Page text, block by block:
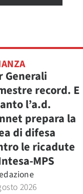
Generali
record. E
l’a.d.
prepara la
di difesa
le ricadute
MPS
2026